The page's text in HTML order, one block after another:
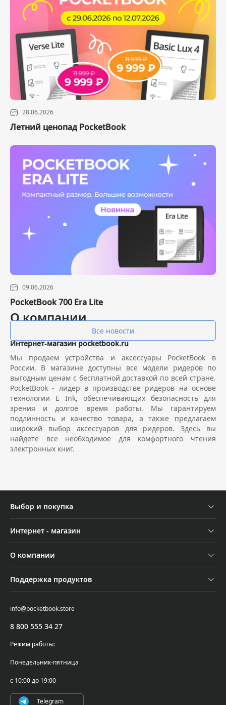
О компании
Интернет-магазин pocketbook.ru
Мы продаем устройства и аксессуары PocketBook в
России. В магазине доступны все модели ридеров по
выгодным ценам с бесплатной доставкой по всей стране.
PocketBook - лидер в производстве ридеров на основе
технологии E Ink, обеспечивающих безопасность для
зрения и долгое время работы. Мы гарантируем
подлинность и качество товара, а также предлагаем
широкий выбор аксессуаров для ридеров. Здесь вы
найдете все необходимое для комфортного чтения
электронных книг.
Все новости
28.06.2026
Летний ценопад PocketBook
09.06.2026
PocketBook 700 Era Lite
Выбор и покупка
Акции
Трейд-ин
Где купить
Интернет - магазин
Обмен и возврат
Самовывоз
О компании
Осторожно, мошенники!
PocketBook Cloud
Поддержка продуктов
Проверка серийного номера
8 800 555 34 27
info@pocketbook.store
Режим работы:
Понедельник-пятница
с 10:00 до 19:00
Telegram